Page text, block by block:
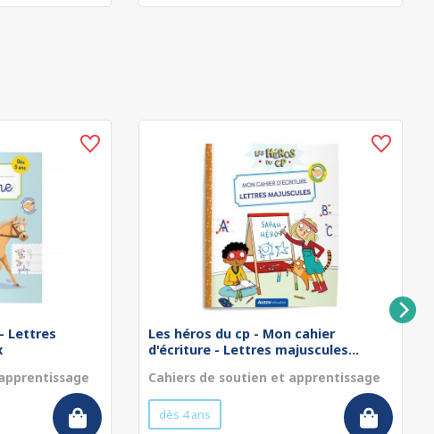
Lettres
Les héros du cp - Mon cahier
d'écriture - Lettres majuscules...
Cahiers de soutien et apprentissage
dès 4 ans